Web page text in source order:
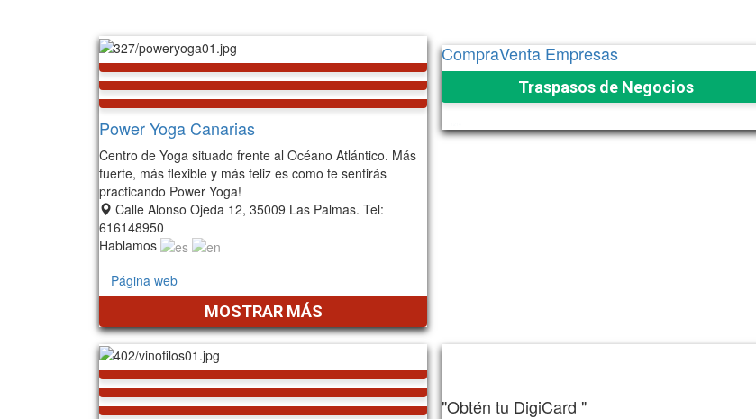
Power Yoga Canarias
Centro de Yoga situado frente al Océano Atlántico. Más
fuerte, más flexible y más feliz es como te sentirás
practicando Power Yoga!
Calle Alonso Ojeda 12, 35009 Las Palmas. Tel:
616148950
Hablamos
Página web
MOSTRAR MÁS
CompraVenta Empresas
Traspasos de Negocios
"Obtén tu DigiCard "